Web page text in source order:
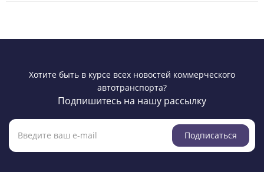
Хотите быть в курсе всех новостей коммерческого
автотранспорта?
Подпишитесь на нашу рассылку
Подписаться